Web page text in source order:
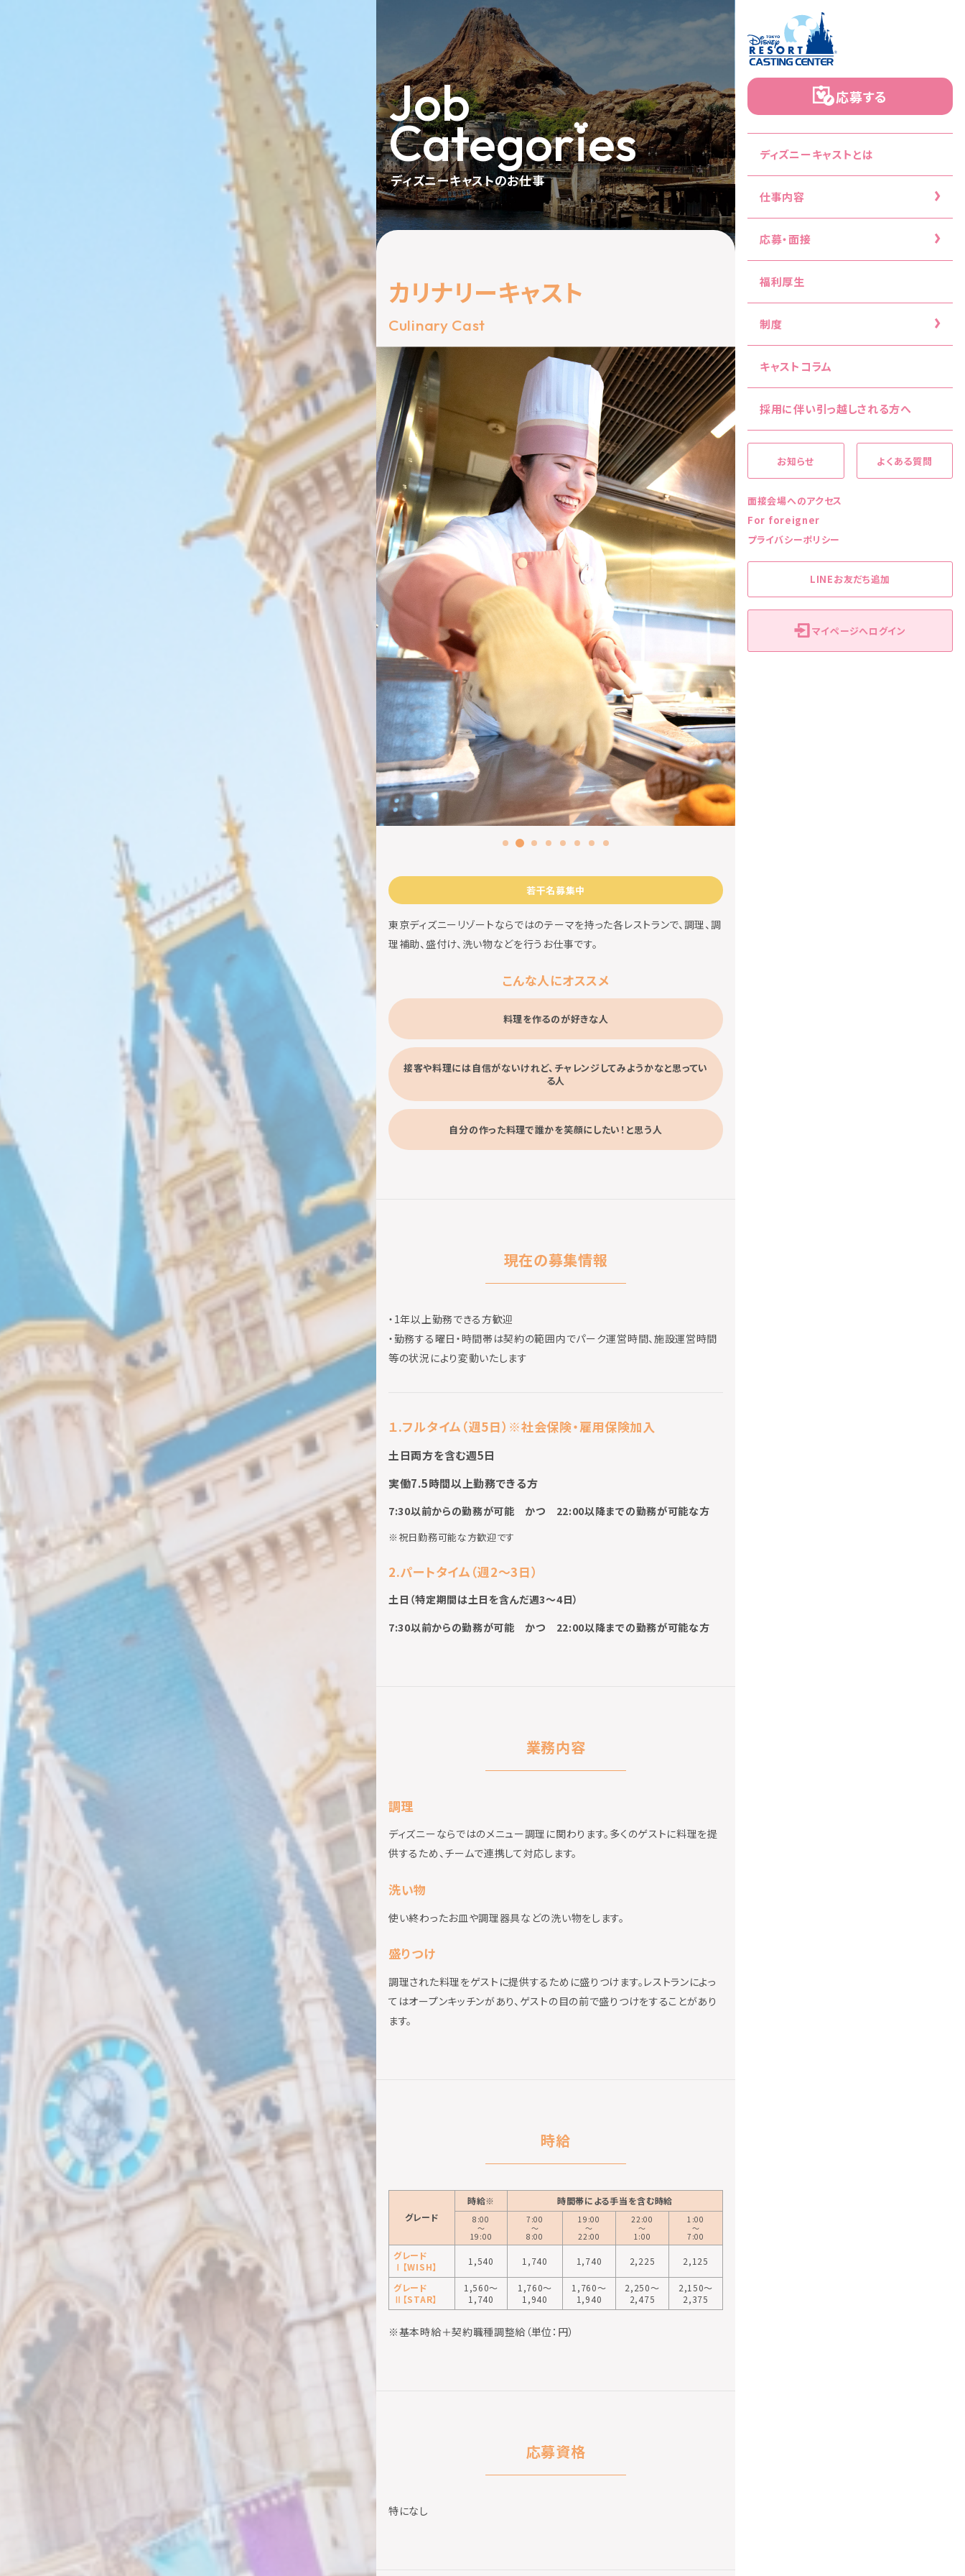
応募する
ディズニーキャストとは
仕事内容
応募・面接
福利厚生
制度
キャストコラム
採用に伴い引っ越しされる方へ
お知らせ よくある質問
面接会場へのアクセス
For foreigner
プライバシーポリシー
LINEお友だち追加
マイページへログイン
Job
Categories
ディズニーキャストのお仕事
カリナリーキャスト
Culinary Cast
若干名募集中
東京ディズニーリゾートならではのテーマを持った各レストランで、調理、調
理補助、盛付け、洗い物などを行うお仕事です。
こんな人にオススメ
料理を作るのが好きな人
接客や料理には自信がないけれど、チャレンジしてみようかなと思ってい
る人
自分の作った料理で誰かを笑顔にしたい！と思う人
現在の募集情報
・1年以上勤務できる方歓迎
・勤務する曜日・時間帯は契約の範囲内でパーク運営時間、施設運営時間
等の状況により変動いたします
１.フルタイム（週5日）※社会保険・雇用保険加入
土日両方を含む週5日
実働7.5時間以上勤務できる方
7:30以前からの勤務が可能 かつ 22:00以降までの勤務が可能な方
※祝日勤務可能な方歓迎です
2.パートタイム（週2～3日）
土日（特定期間は土日を含んだ週3～4日）
7:30以前からの勤務が可能 かつ 22:00以降までの勤務が可能な方
業務内容
調理
ディズニーならではのメニュー調理に関わります。多くのゲストに料理を提
供するため、チームで連携して対応します。
洗い物
使い終わったお皿や調理器具などの洗い物をします。
盛りつけ
調理された料理をゲストに提供するために盛りつけます。レストランによっ
てはオープンキッチンがあり、ゲストの目の前で盛りつけをすることがあり
ます。
時給
グレード
時給※ 時間帯による手当を含む時給
8:00
〜
19:00
7:00
〜
8:00
19:00
〜
22:00
22:00
〜
1:00
1:00
〜
7:00
グレード
Ⅰ【WISH】
1,540 1,740 1,740 2,225 2,125
グレード
Ⅱ【STAR】
1,560〜
1,740
1,760〜
1,940
1,760〜
1,940
2,250〜
2,475
2,150〜
2,375
※基本時給＋契約職種調整給（単位：円）
応募資格
特になし